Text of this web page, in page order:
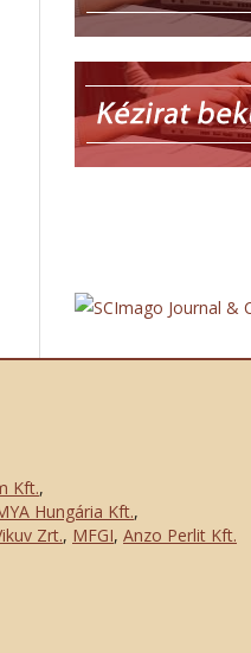
Kft.,
Hungária Kft.,
Zrt., MFGI, Anzo Perlit Kft.